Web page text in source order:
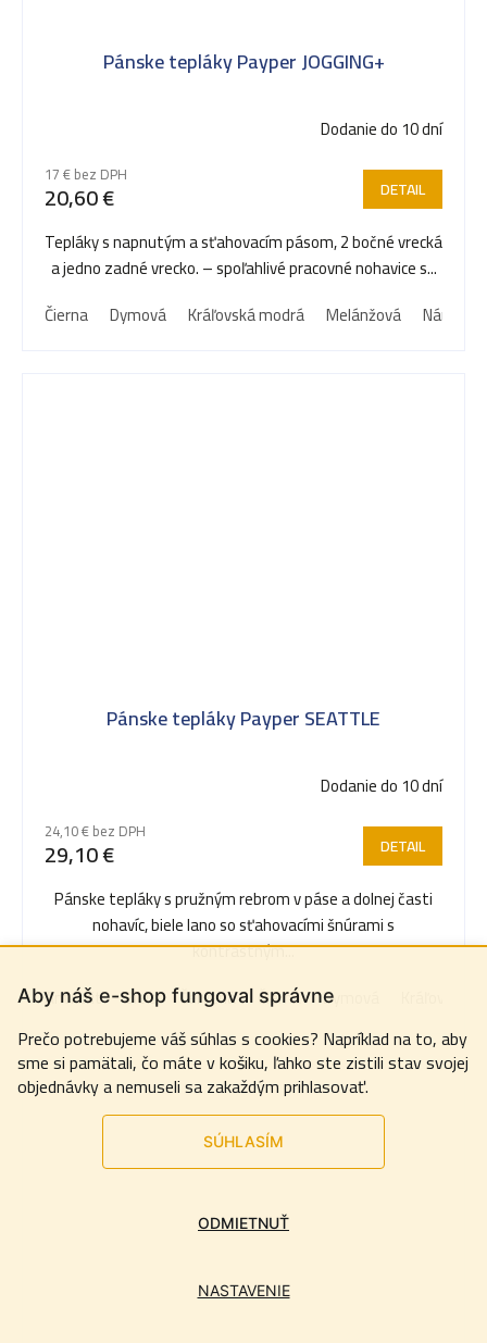
Aby náš e-shop fungoval správne
Prečo potrebujeme váš súhlas s cookies? Napríklad na to, aby
sme si pamätali, čo máte v košiku, ľahko ste zistili stav svojej
objednávky a nemuseli sa zakaždým prihlasovať.
SÚHLASÍM
NASTAVENIE
ODMIETNUŤ
Pánske tepláky Payper JOGGING+
Dodanie do 10 dní
17 € bez DPH
20,60 € DETAIL
Tepláky s napnutým a sťahovacím pásom, 2 bočné vrecká
a jedno zadné vrecko. – spoľahlivé pracovné nohavice s...
Čierna
Dymová Kráľovská modrá Melánžová
Pánske tepláky Payper SEATTLE
Dodanie do 10 dní
24,10 € bez DPH
29,10 € DETAIL
Pánske tepláky s pružným rebrom v páse a dolnej časti
nohavíc, biele lano so sťahovacími šnúrami s
kontrastným...
Antracit
Biela Červená Čierna Dymová